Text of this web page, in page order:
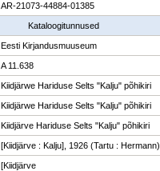
AR-21073-44884-01385
Kataloogitunnused
Eesti Kirjandusmuuseum
A 11.638
Kiidjärwe Hariduse Selts "Kalju" põhikiri
Kiidjärwe Hariduse Selts "Kalju" põhikiri
Kiidjärve Hariduse Selts "Kalju" põhikiri
[Kiidjärve : Kalju], 1926 (Tartu : Hermann)
[Kiidjärve